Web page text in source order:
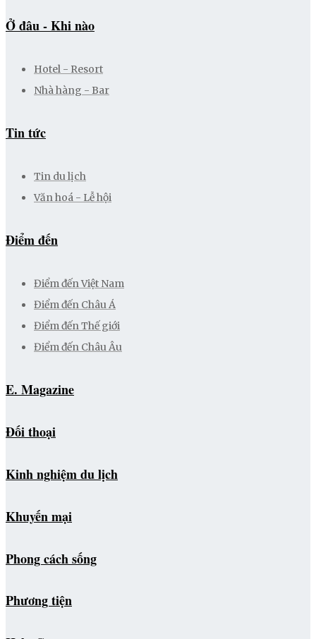
Ở đâu - Khi nào
Hotel - Resort
Nhà hàng - Bar
Tin tức
Tin du lịch
Văn hoá - Lễ hội
Điểm đến
Điểm đến Việt Nam
Điểm đến Châu Á
Điểm đến Thế giới
Điểm đến Châu Âu
E. Magazine
Đối thoại
Kinh nghiệm du lịch
Khuyến mại
Phong cách sống
Phương tiện